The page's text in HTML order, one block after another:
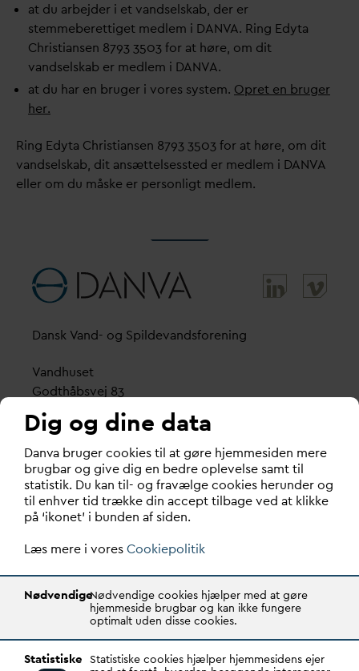
at du arbejder i et vandselskab, der er
stemmeberettiget medlem i DANVA. Ring Edyta
Christiansen 8793 3503 for at høre, om dit
vandselskab er medlem i DANVA.
at du har en bruger i vores system. Opret en bruger
her.
Ring Edyta Christiansen 8793 3503 for at høre, om dit
vandselskab, dit ansættelsessted er medlem i DANVA
eller om du måske er personligt medlem.
Dansk Vand- og Spildevandsforening
Vandhuset
Godthåbsvej 83
8660 Skanderborg
København
Vester Farimagsgade 1, 5. sal.
1606 København V
Tlf.: 70 21 00 55
d
a.dk
Transparency Register: REG 0105047100027-26
Dig og dine data
Danva bruger cookies til at gøre hjemmesiden mere
brugbar og give dig en bedre oplevelse samt til
statistik. Du kan til- og fravælge cookies herunder og
til enhver tid trække din accept tilbage ved at klikke
på ‘ikonet’ i bunden af siden.
Læs mere i voresCookiepolitik
NødvendigeNødvendige cookies hjælper med at gøre
hjemmeside brugbar og kan ikke fungere
optimalt uden disse cookies.
Statistiske Statistiske cookies hjælper hjemmesidens ejer